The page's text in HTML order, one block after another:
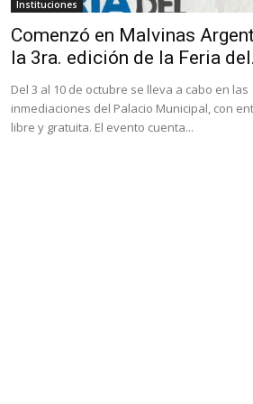
Instituciones
Comenzó en Malvinas
la 3ra. edición de la Feria
Del 3 al 10 de octubre se lleva a cabo en las
inmediaciones del Palacio Municipal, con
libre y gratuita. El evento cuenta...